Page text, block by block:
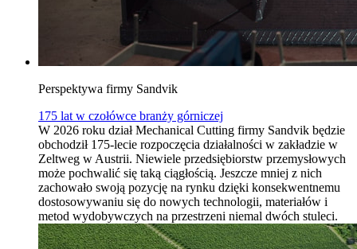
Perspektywa firmy Sandvik
175 lat w czołówce branży górniczej
W 2026 roku dział Mechanical Cutting firmy Sandvik będzie
obchodził 175-lecie rozpoczęcia działalności w zakładzie w
Zeltweg w Austrii. Niewiele przedsiębiorstw przemysłowych
może pochwalić się taką ciągłością. Jeszcze mniej z nich
zachowało swoją pozycję na rynku dzięki konsekwentnemu
dostosowywaniu się do nowych technologii, materiałów i
metod wydobywczych na przestrzeni niemal dwóch stuleci.